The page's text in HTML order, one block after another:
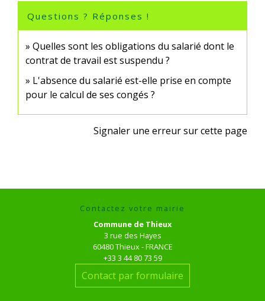
Questions ? Réponses !
Quelles sont les obligations du salarié dont le
contrat de travail est suspendu ?
L'absence du salarié est-elle prise en compte
pour le calcul de ses congés ?
Signaler une erreur sur cette page
Contactez votre mairie
Commune de Thieux
3 rue des Hayes
60480 Thieux - FRANCE
+33 3 44 80 73 59
Contact par formulaire